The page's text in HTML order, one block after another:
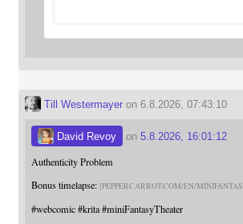
Till Westermayeron 6.8.2026, 07:43:10
David Revoy on 5.8.2026, 16:01:12
Authenticity Problem
Bonus timelapse: PEPPERCARROT.COM/EN/MINIFANTAS
#webcomic #krita #miniFantasyTheater